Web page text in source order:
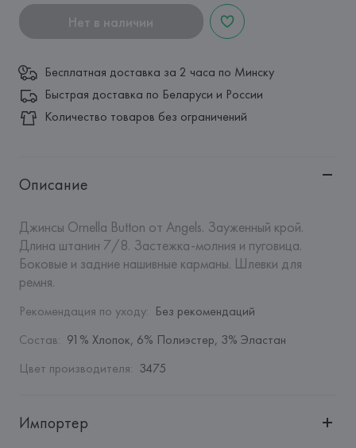
Нет в наличии
Бесплатная доставка за 2 часа по Минску
Быстрая доставка по Беларуси и России
Количество товаров без ограничений
Описание
Джинсы Ornella Button от Angels. Зауженный крой.
Длина штанин 7/8. Застежка-молния и пуговица.
Боковые и задние нашивные карманы. Шлевки для
ремня.
Рекомендация по уходу: Без рекомендаций
Состав: 91% Хлопок, 6% Полиэстер, 3% Эластан
Цвет производителя: 3475
Импортер